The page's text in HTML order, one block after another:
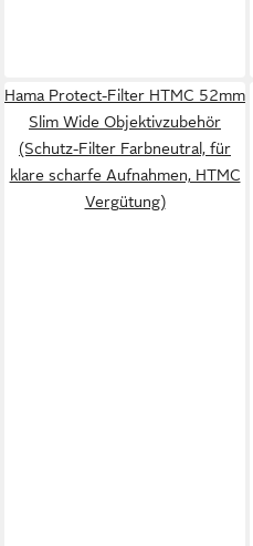
Hama Protect-Filter HTMC 52mm
Slim Wide Objektivzubehör
(Schutz-Filter Farbneutral, für
klare scharfe Aufnahmen, HTMC
Vergütung)